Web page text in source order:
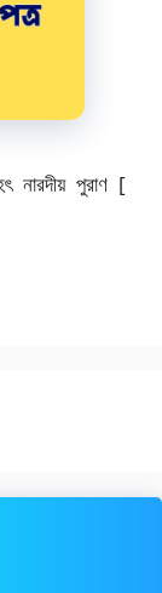
নারদীয় পুরাণ [